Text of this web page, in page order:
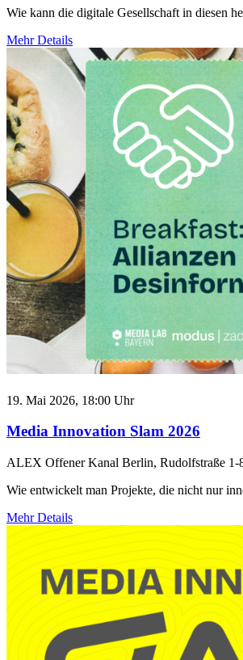
Wie kann die digitale Gesellschaft in diesen
Mehr Details
19. Mai 2026, 18:00 Uhr
Media Innovation Slam 2026
ALEX Offener Kanal Berlin, Rudolfstraße 1-
Wie entwickelt man Projekte, die nicht nur
Mehr Details